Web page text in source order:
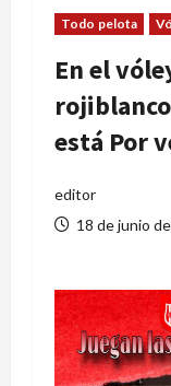
Todo pelota
En el
está Por
editor
18 de junio